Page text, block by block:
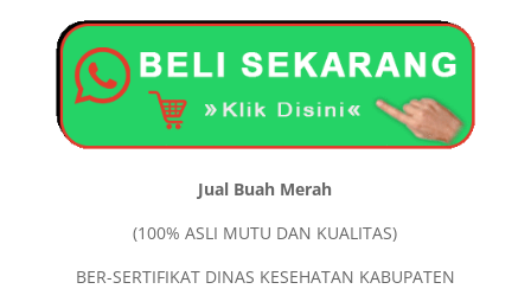
Jual Buah Merah
(100% ASLI MUTU DAN KUALITAS)
BER-SERTIFIKAT DINAS KESEHATAN KABUPATEN